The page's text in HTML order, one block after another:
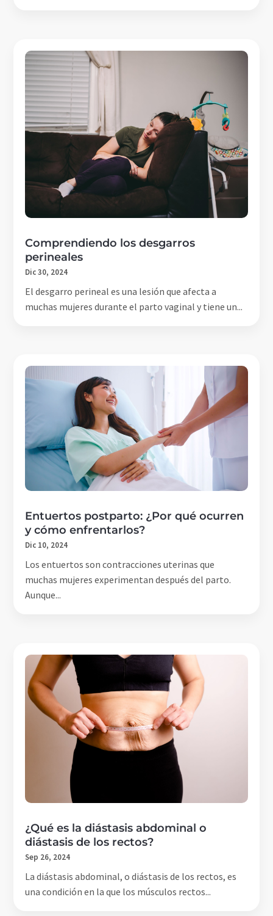
Comprendiendo los desgarros
perineales
Dic 30, 2024
El desgarro perineal es una lesión que afecta a
muchas mujeres durante el parto vaginal y tiene un...
Entuertos postparto: ¿Por qué ocurren
y cómo enfrentarlos?
Dic 10, 2024
Los entuertos son contracciones uterinas que
muchas mujeres experimentan después del parto.
Aunque...
¿Qué es la diástasis abdominal o
diástasis de los rectos?
Sep 26, 2024
La diástasis abdominal, o diástasis de los rectos, es
una condición en la que los músculos rectos...